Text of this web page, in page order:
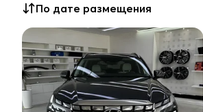
По дате размещения